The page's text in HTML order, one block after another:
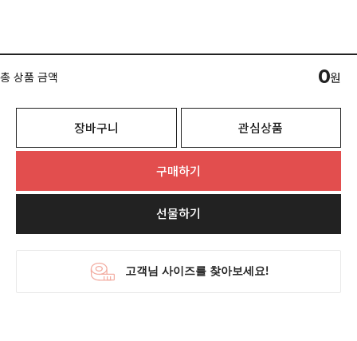
총 상품 금액 0원
장바구니 관심상품
구매하기
선물하기